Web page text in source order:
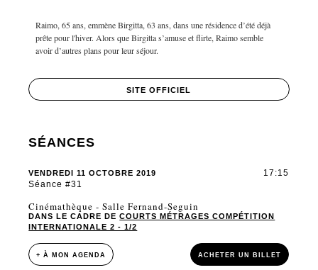
Raimo, 65 ans, emmène Birgitta, 63 ans, dans une résidence d’été déjà
prête pour l'hiver. Alors que Birgitta s’amuse et flirte, Raimo semble
avoir d’autres plans pour leur séjour.
SITE OFFICIEL
SÉANCES
VENDREDI 11 OCTOBRE 2019
Séance #31
17:15
Cinémathèque - Salle Fernand-Seguin
DANS LE CADRE DECOURTS MÉTRAGES COMPÉTITION
INTERNATIONALE 2 - 1/2
+ À MON AGENDA ACHETER UN BILLET